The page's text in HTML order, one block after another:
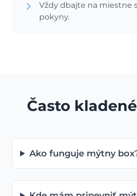
Vždy dbajte na miestne
pokyny.
Často
Ako funguje mýtny